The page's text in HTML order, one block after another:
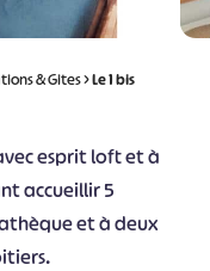
& Gites>Le 1 bis
esprit loft et à
accueillir 5
et à deux